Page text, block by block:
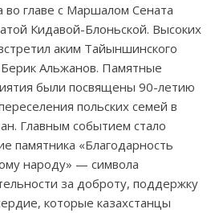
главе с Маршалом Сената
Кидавой-Блоньской. Высоких
аким Тайыншинского
Альжанов. Памятные
были посвящены 90-летию
польских семей в
Главным событием стало
памятника «Благодарность
народу» — символа
за доброту, поддержку
которые казахстанцы